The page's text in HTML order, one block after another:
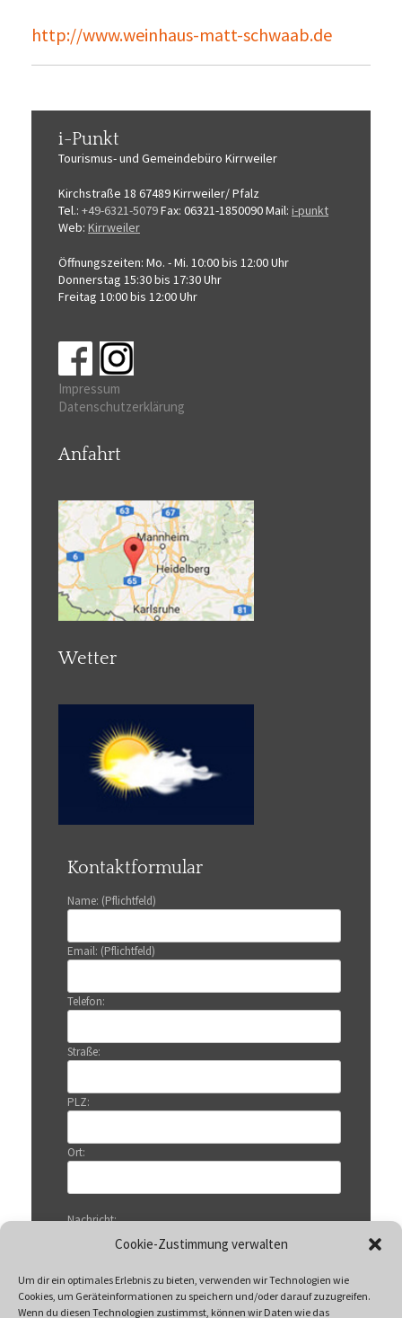
Cookie-Zustimmung verwalten
Um dir ein optimales Erlebnis zu bieten, verwenden wir Technologien wie
Cookies, um Geräteinformationen zu speichern und/oder darauf zuzugreifen.
Wenn du diesen Technologien zustimmst, können wir Daten wie das
http://www.weinhaus-matt-schwaab.de
i-Punkt
Tourismus-und Gemeindebüro Kirrweiler
Kirchstraße 18 67489 Kirrweiler/ Pfalz
Tel.: +49-6321-5079Fax: 06321-1850090Mail: i-punkt
Web: Kirrweiler
Öffnungszeiten: Mo. - Mi. 10:00 bis 12:00 Uhr
Donnerstag 15:30 bis 17:30 Uhr
Freitag 10:00 bis 12:00 Uhr
Impressum
Datenschutzerklärung
Anfahrt
Wetter
Kontaktformular
Name: (Pflichtfeld)
Email: (Pflichtfeld)
Telefon:
Straße:
PLZ:
Ort:
Nachricht: